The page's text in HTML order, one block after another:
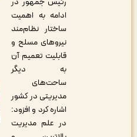
ادامه به اهمیت
ساختار نظام‌مند
نیروهای مسلح و
قابلیت تعمیم آن
به دیگر
ساحت‌های
مدیریتی در کشور
اشاره کرد و افزود:
در علم مدیریت